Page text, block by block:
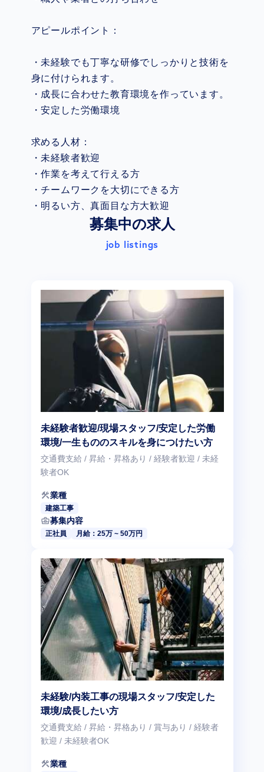
アピールポイント：
・未経験でも丁寧な研修でしっかりと技術を
身に付けられます。
・成長に合わせた教育環境を作っています。
・安定した労働環境
求める人材：
・未経験者歓迎
・作業を考えて行える方
・チームワークを大切にできる方
・明るい方、真面目な方大歓迎
募集中の求人
job listings
未経験者歓迎/現場スタッフ/安定した労働
環境/一生もののスキルを身につけたい方
交通費支給 / 昇給・昇格あり / 経験者歓迎 / 未経
験者OK
construction業種
建築工事
business_center募集内容
正社員 月給：25万 ~ 50万円
未経験/内装工事の現場スタッフ/安定した
環境/成長したい方
交通費支給 / 昇給・昇格あり / 賞与あり / 経験者
歓迎 / 未経験者OK
construction業種